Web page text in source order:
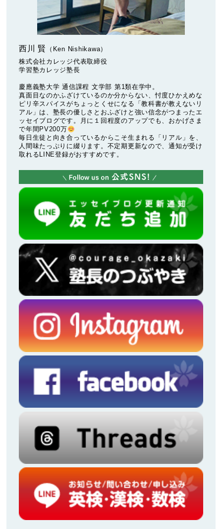
西川 賢
（Ken Nishikawa）
株式会社カレッジ代表取締役
学習塾カレッジ塾長
慶應義塾大学 通信課程 文学部 第1類在学中。
真面目なのかふざけているのか分からない、忖度ひかえめな
ピリ辛スパイスがちょっとくせになる「教科書が教えないリ
アル」は、塾長の優しさとおふざけと強い信念がつまったエ
ッセイブログです。月に１回程度のアップでも、おかげさま
で年間PV200万
毎日生徒と向き合っているからこそ生まれる「リアル」を、
人間味たっぷりに綴ります。不定期更新なので、通知が受け
取れるLINE登録がおすすめです。